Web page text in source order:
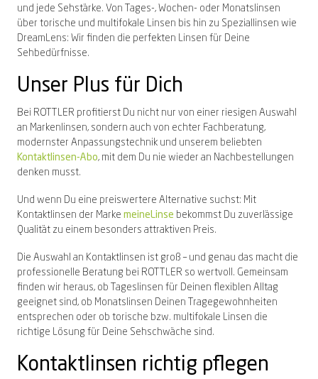
und jede Sehstärke. Von Tages-, Wochen- oder Monatslinsen
über torische und multifokale Linsen bis hin zu Speziallinsen wie
DreamLens: Wir finden die perfekten Linsen für Deine
Sehbedürfnisse.
Unser Plus für Dich
Bei ROTTLER profitierst Du nicht nur von einer riesigen Auswahl
an Markenlinsen, sondern auch von echter Fachberatung,
modernster Anpassungstechnik und unserem beliebten
Kontaktlinsen-Abo, mit dem Du nie wieder an Nachbestellungen
denken musst.
Und wenn Du eine preiswertere Alternative suchst: Mit
Kontaktlinsen der Marke meineLinse bekommst Du zuverlässige
Qualität zu einem besonders attraktiven Preis.
Die Auswahl an Kontaktlinsen ist groß – und genau das macht die
professionelle Beratung bei ROTTLER so wertvoll. Gemeinsam
finden wir heraus, ob Tageslinsen für Deinen flexiblen Alltag
geeignet sind, ob Monatslinsen Deinen Tragegewohnheiten
entsprechen oder ob torische bzw. multifokale Linsen die
richtige Lösung für Deine Sehschwäche sind.
Kontaktlinsen richtig pflegen